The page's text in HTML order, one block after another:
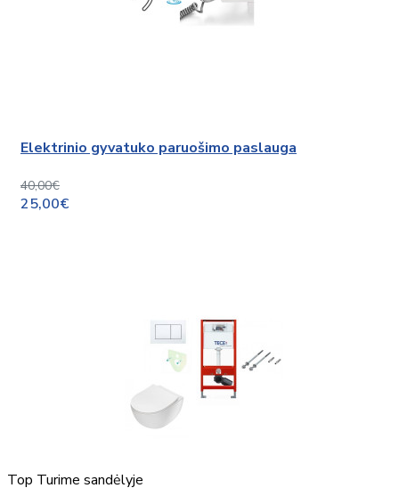
Elektrinio gyvatuko paruošimo paslauga
40,00€
25,00€
Top Turime sandėlyje